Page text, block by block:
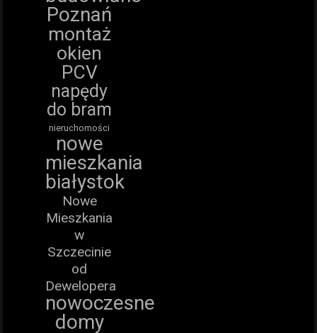
Poznań
montaż
okien
PCV
napędy
do bram
nieruchomości
nowe
mieszkania
białystok
Nowe
Mieszkania
w
Szczecinie
od
Dewelopera
nowoczesne
domy